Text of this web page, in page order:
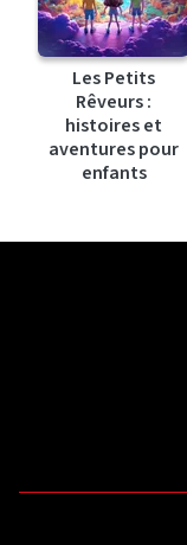
Les Petits
Rêveurs :
histoires et
aventures pour
enfants